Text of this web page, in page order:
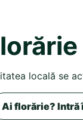
locală se
Ai florărie? Intră